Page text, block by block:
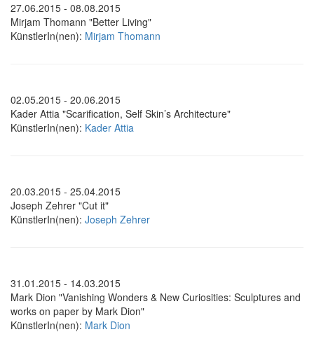
27.06.2015 - 08.08.2015
Mirjam Thomann "Better Living"
KünstlerIn(nen): Mirjam Thomann
02.05.2015 - 20.06.2015
Kader Attia "Scarification, Self Skin’s Architecture"
KünstlerIn(nen): Kader Attia
20.03.2015 - 25.04.2015
Joseph Zehrer "Cut it"
KünstlerIn(nen): Joseph Zehrer
31.01.2015 - 14.03.2015
Mark Dion "Vanishing Wonders & New Curiosities: Sculptures and
works on paper by Mark Dion"
KünstlerIn(nen): Mark Dion